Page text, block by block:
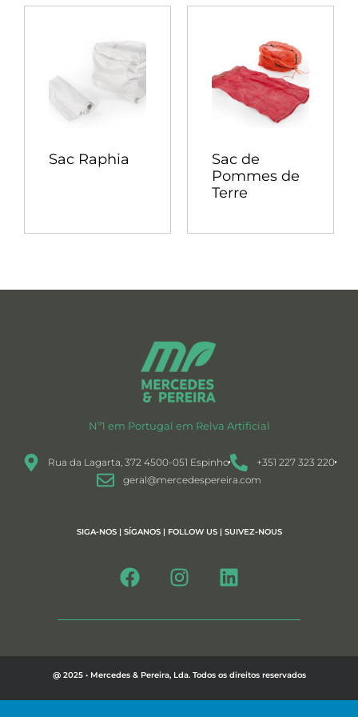
Sac Raphia
Sac de
Pommes de
Terre
Nº1 em Portugal em Relva Artificial
Rua da Lagarta, 372 4500-051 Espinho
+351 227 323 220
geral@mercedespereira.com
SIGA-NOS | SÍGANOS | FOLLOW US | SUIVEZ-NOUS
@ 2025 • Mercedes & Pereira, Lda. Todos os direitos reservados